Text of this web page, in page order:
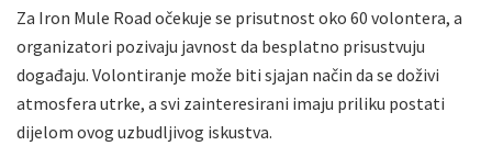
Za Iron Mule Road očekuje se prisutnost oko 60 volontera, a
organizatori pozivaju javnost da besplatno prisustvuju
događaju. Volontiranje može biti sjajan način da se doživi
atmosfera utrke, a svi zainteresirani imaju priliku postati
dijelom ovog uzbudljivog iskustva.